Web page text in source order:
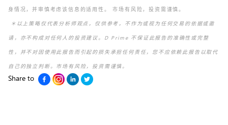
身情况，并审慎考虑该信息的适用性。 市场有风险，投资需谨慎。
＊以上策略仅代表分析师观点，仅供参考，不作为或视为任何交易的依据或邀
请，亦不构成对任何人的投资建议。D Prime 不保证此报告的准确性或完整
性，并不对因使用此报告而引起的损失承担任何责任，您不应依赖此报告以取代
自己的独立判断。市场有风险，投资需谨慎。
Share to